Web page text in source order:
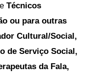
Técnicos
ou para outras
Cultural/Social,
de Serviço Social,
da Fala,